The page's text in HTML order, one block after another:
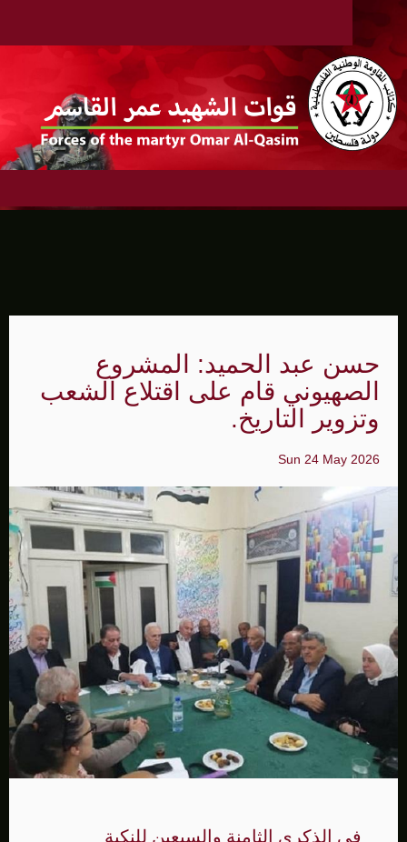
حسن عبد الحميد: المشروع
الصهيوني قام على اقتلاع الشعب
وتزوير التاريخ.
Sun 24 May 2026
في الذكرى الثامنة والسبعين للنكبة